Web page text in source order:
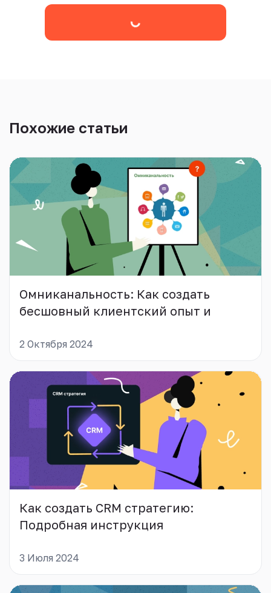
Похожие статьи
Омниканальность: Как создать
бесшовный клиентский опыт и
2 Октября 2024
Как создать CRM стратегию:
Подробная инструкция
3 Июля 2024